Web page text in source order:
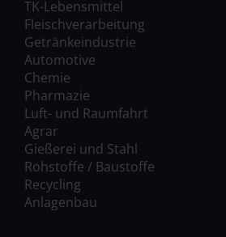
TK-Lebensmittel
Fleischverarbeitung
Getränkeindustrie
Automotive
Chemie
Pharmazie
Luft- und Raumfahrt
Agrar
Gießerei und Stahl
Rohstoffe / Baustoffe
Recycling
Anlagenbau